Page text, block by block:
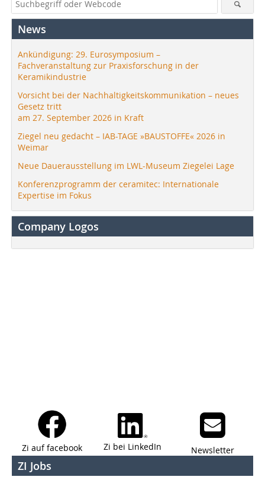
News
Ankündigung: 29. Eurosymposium –
Fachveranstaltung zur Praxisforschung in der
Keramikindustrie
Vorsicht bei der Nachhaltigkeitskommunikation – neues
Gesetz tritt
am 27. September 2026 in Kraft
Ziegel neu gedacht – IAB-TAGE »BAUSTOFFE« 2026 in
Weimar
Neue Dauerausstellung im LWL-Museum Ziegelei Lage
Konferenzprogramm der ceramitec: Internationale
Expertise im Fokus
Company Logos
Zi auf facebook Zi bei LinkedIn Newsletter
ZI Jobs